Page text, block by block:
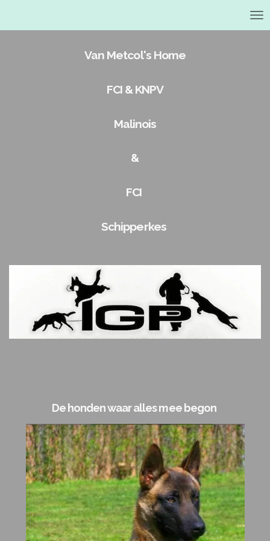
Van Metcol's Home
FCI & KNPV
Malinois
&
FCI
Schipperkes
De honden waar alles mee begon